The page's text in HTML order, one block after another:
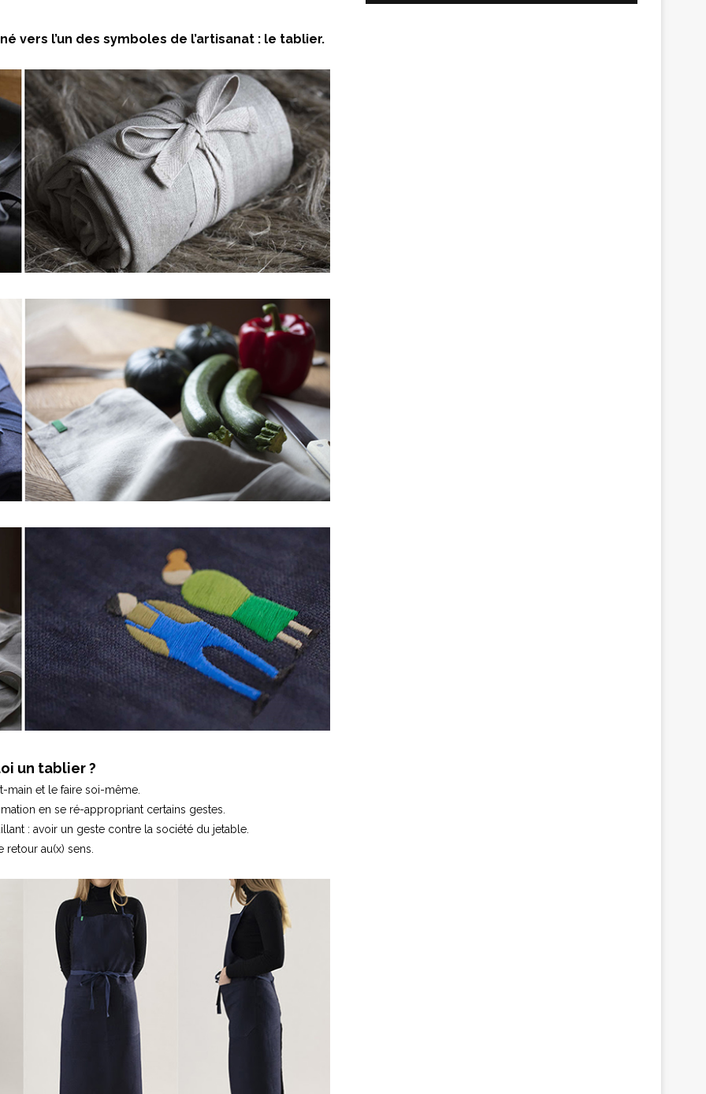
vers l’un des symboles de l’artisanat : le tablier.
un tablier ?
main et le faire soi-même.
en se ré-appropriant certains gestes.
: avoir un geste contre la société du jetable.
retour au(x) sens.